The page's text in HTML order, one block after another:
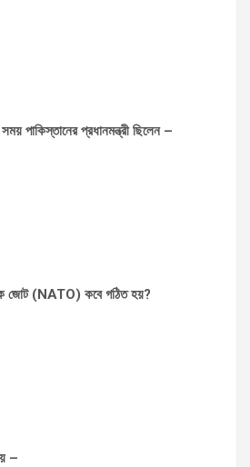
পাকিস্তানের প্রধানমন্ত্রী ছিলেন –
জোট (NATO) কবে গঠিত হয়?
–